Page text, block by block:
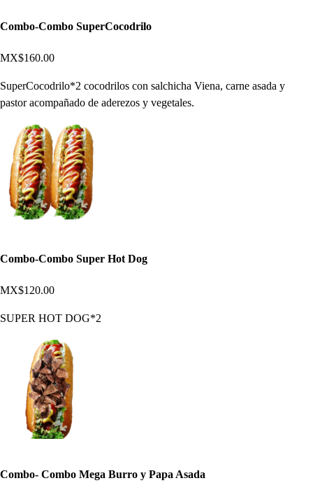
Combo-Combo SuperCocodrilo
MX$160.00
SuperCocodrilo*2 cocodrilos con salchicha Viena, carne asada y
pastor acompañado de aderezos y vegetales.
Combo-Combo Super Hot Dog
MX$120.00
SUPER HOT DOG*2
Combo- Combo Mega Burro y Papa Asada